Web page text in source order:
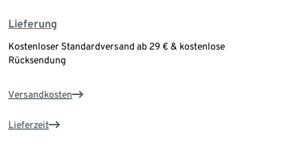
Lieferung
Kostenloser Standardversand ab 29 € & kostenlose
Rücksendung
Versandkosten
Lieferzeit